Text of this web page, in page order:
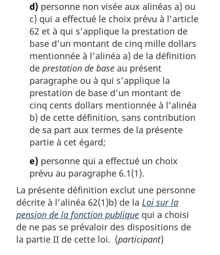
d) personne non visée aux alinéas a) ou
c) qui a effectué le choix prévu à l’article
62 et à qui s’applique la prestation de
base d’un montant de cinq mille dollars
mentionnée à l’alinéa a) de la définition
de prestation de base au présent
paragraphe ou à qui s’applique la
prestation de base d’un montant de
cinq cents dollars mentionnée à l’alinéa
b) de cette définition, sans contribution
de sa part aux termes de la présente
partie à cet égard;
e) personne qui a effectué un choix
prévu au paragraphe 6.1(1).
La présente définition exclut une personne
décrite à l’alinéa 62(1)b) de la Loi sur la
pension de la fonction publique qui a choisi
de ne pas se prévaloir des dispositions de
la partie II de cette loi. (participant)